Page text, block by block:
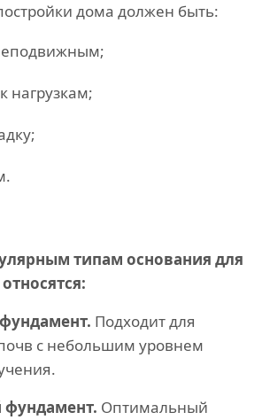
дома должен быть:
нагрузкам;
типам основания для
Подходит для
с небольшим уровнем
фундамент. Оптимальный